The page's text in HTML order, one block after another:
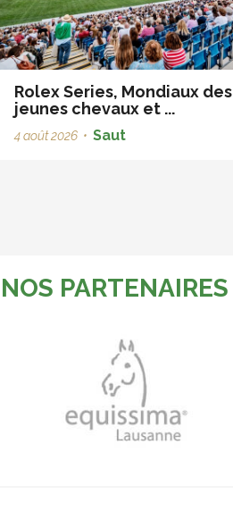
Rolex Series, Mondiaux des
jeunes chevaux et ...
4 août 2026 • Saut
NOS PARTENAIRES